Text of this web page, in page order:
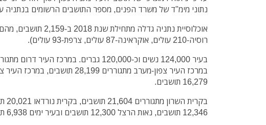
נתוני מימ"ד של משרד הפנים, מספר התושבים הרשומים בנתניה עומד
רוסיה-210 עולים, אוקראינה-87 עולים, צרפת-93 עולים).
במרכז העיר צפון-מערב מתגוררים 28,199
16,279 תושבים.
12,346 תושבים, נאות הרצל 12,300 תושבים ובעיר ימים 6,938 תושבים.